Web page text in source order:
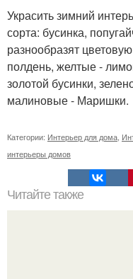
Украсить зимний
сорта: бусинка,
разнообразят
полдень, желтые -
золотой бусинки,
малиновые - Маришки.
Категории: Интерьер для дома
интерьеры домов
Читайте также